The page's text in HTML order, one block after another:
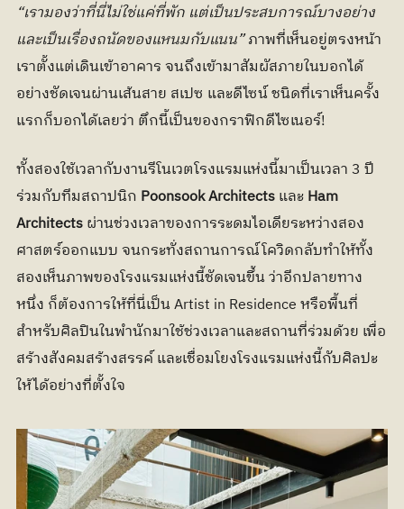
“เรามองว่าที่นี่ไม่ใช่แค่ที่พัก แต่เป็นประสบการณ์บางอย่าง
และเป็นเรื่องถนัดของแหนมกับแนน” ภาพที่เห็นอยู่ตรงหน้า
เราตั้งแต่เดินเข้าอาคาร จนถึงเข้ามาสัมผัสภายในบอกได้
อย่างชัดเจนผ่านเส้นสาย สเปซ และดีไซน์ ชนิดที่เราเห็นครั้ง
แรกก็บอกได้เลยว่า ตึกนี้เป็นของกราฟิกดีไซเนอร์!
ทั้งสองใช้เวลากับงานรีโนเวตโรงแรมแห่งนี้มาเป็นเวลา 3 ปี
ร่วมกับทีมสถาปนิก Poonsook Architects และ Ham
Architects ผ่านช่วงเวลาของการระดมไอเดียระหว่างสอง
ศาสตร์ออกแบบ จนกระทั่งสถานการณ์โควิดกลับทำให้ทั้ง
สองเห็นภาพของโรงแรมแห่งนี้ชัดเจนขึ้น ว่าอีกปลายทาง
หนึ่ง ก็ต้องการให้ที่นี่เป็น Artist in Residence หรือพื้นที่
สำหรับศิลปินในพำนักมาใช้ช่วงเวลาและสถานที่ร่วมด้วย เพื่อ
สร้างสังคมสร้างสรรค์ และเชื่อมโยงโรงแรมแห่งนี้กับศิลปะ
ให้ได้อย่างที่ตั้งใจ